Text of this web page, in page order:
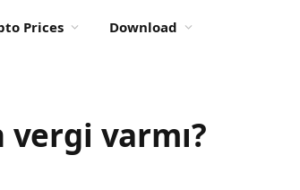
Prices Download
varmı?